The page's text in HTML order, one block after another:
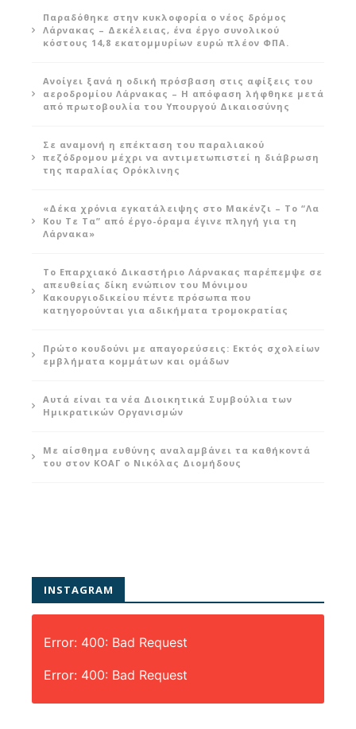
Παραδόθηκε στην κυκλοφορία ο νέος δρόμος
Λάρνακας – Δεκέλειας, ένα έργο συνολικού
κόστους 14,8 εκατομμυρίων ευρώ πλέον ΦΠΑ.
Ανοίγει ξανά η οδική πρόσβαση στις αφίξεις του
αεροδρομίου Λάρνακας – Η απόφαση λήφθηκε μετά
από πρωτοβουλία του Υπουργού Δικαιοσύνης
Σε αναμονή η επέκταση του παραλιακού
πεζόδρομου μέχρι να αντιμετωπιστεί η διάβρωση
της παραλίας Ορόκλινης
«Δέκα χρόνια εγκατάλειψης στο Μακένζι – Το “Λα
Κου Τε Τα” από έργο-όραμα έγινε πληγή για τη
Λάρνακα»
Το Επαρχιακό Δικαστήριο Λάρνακας παρέπεμψε σε
απευθείας δίκη ενώπιον του Μόνιμου
Κακουργιοδικείου πέντε πρόσωπα που
κατηγορούνται για αδικήματα τρομοκρατίας
Πρώτο κουδούνι με απαγορεύσεις: Εκτός σχολείων
εμβλήματα κομμάτων και ομάδων
Αυτά είναι τα νέα Διοικητικά Συμβούλια των
Ημικρατικών Οργανισμών
Με αίσθημα ευθύνης αναλαμβάνει τα καθήκοντά
του στον ΚΟΑΓ ο Νικόλας Διομήδους
INSTAGRAM
Error: 400: Bad Request
Error: 400: Bad Request